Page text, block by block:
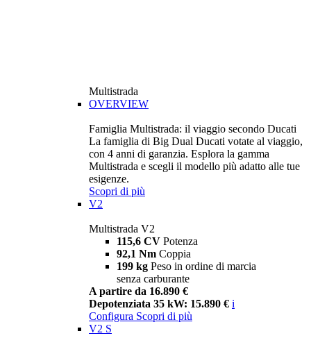
Multistrada
OVERVIEW
Famiglia Multistrada: il viaggio secondo Ducati
La famiglia di Big Dual Ducati votate al viaggio,
con 4 anni di garanzia. Esplora la gamma
Multistrada e scegli il modello più adatto alle tue
esigenze.
Scopri di più
V2
Multistrada V2
115,6 CV Potenza
92,1 Nm Coppia
199 kg Peso in ordine di marcia
senza carburante
A partire da 16.890 €
Depotenziata 35 kW: 15.890 € i
Configura Scopri di più
V2 S